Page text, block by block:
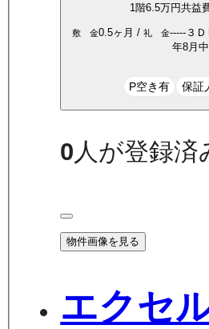
1 階6.5万円共益
敷 金0.5ヶ月 / 礼 金-----３Ｄ
年8月
P空き有 保証
0 人が登録済
物件画像を見る
エクセ